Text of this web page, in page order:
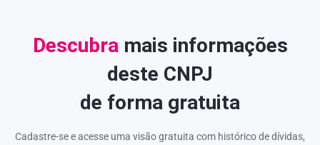
Descubramais informações
deste CNPJ
de forma gratuita
Cadastre-se e acesse uma visão gratuita com histórico de dívidas,